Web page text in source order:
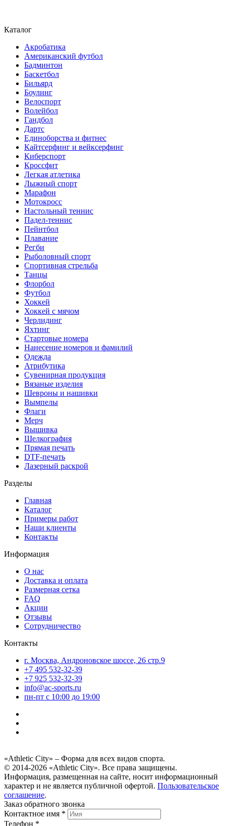
Каталог
Акробатика
Американский футбол
Бадминтон
Баскетбол
Бильярд
Боулинг
Велоспорт
Волейбол
Гандбол
Дартс
Единоборства и фитнес
Кайтсерфинг и вейксерфинг
Киберспорт
Кроссфит
Легкая атлетика
Лыжный спорт
Марафон
Мотокросс
Настольный теннис
Падел-теннис
Пейнтбол
Плавание
Регби
Рыболовный спорт
Спортивная стрельба
Танцы
Флорбол
Футбол
Хоккей
Хоккей с мячом
Черлидинг
Яхтинг
Стартовые номера
Нанесение номеров и фамилий
Одежда
Атрибутика
Сувенирная продукция
Вязаные изделия
Шевроны и нашивки
Вымпелы
Флаги
Мерч
Вышивка
Шелкография
Прямая печать
DTF-печать
Лазерный раскрой
Разделы
Главная
Каталог
Примеры работ
Наши клиенты
Контакты
Информация
О нас
Доставка и оплата
Размерная сетка
FAQ
Акции
Отзывы
Сотрудничество
Контакты
г. Москва, Андроновское шоссе, 26 стр.9
+7 495 532-32-39
+7 925 532-32-39
info@ac-sports.ru
пн-пт c 10:00 до 19:00
«Athletic City» – Форма для всех видов спорта.
© 2014-2026 «Athletic City». Все права защищены.
Информация, размещенная на сайте, носит информационный
характер и не является публичной офертой. Пользовательское
соглашение.
Заказ обратного звонка
Контактное имя *
Телефон *